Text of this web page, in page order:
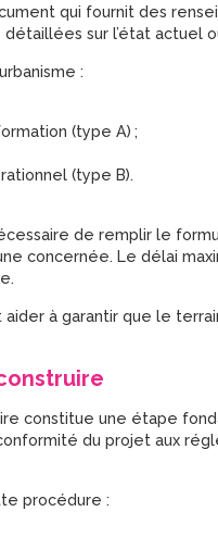
qui fournit des
sur l’état actuel
:
(type A) ;
(type B).
de remplir le
concernée. Le délai
à garantir que le
constitue une étape
du projet aux
procédure :